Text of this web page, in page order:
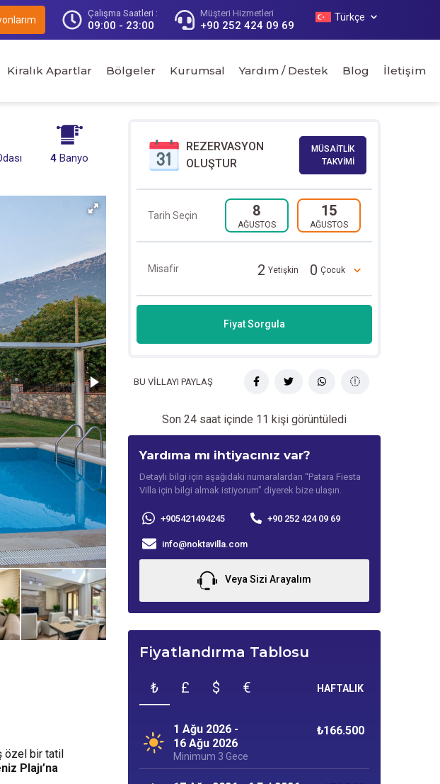
Çalışma Saatleri :
09:00 - 23:00
Müşteri Hizmetleri
+90 252 424 09 69
Türkçe
Kiralık Apartlar Bölgeler Kurumsal Yardım / Destek Blog İletişim
4Banyo
özel bir tatil
Plajı’na
REZERVASYON
OLUŞTUR
MÜSAİTLİK
TAKVİMİ
Tarih Seçin 8
AĞUSTOS
15
AĞUSTOS
Misafir 2 Yetişkin 0 Çocuk
Fiyat Sorgula
BU VİLLAYI PAYLAŞ
Son 24 saat içinde 11 kişi görüntüledi
Yardıma mı ihtiyacınız var?
Detaylı bilgi için aşağıdaki numaralardan “Patara Fiesta
Villa için bilgi almak istiyorum” diyerek bize ulaşın.
+905421494245 +90 252 424 09 69
info@noktavilla.com
Veya Sizi Arayalım
Fiyatlandırma Tablosu
₺ £ $ € HAFTALIK
1 Ağu 2026 -
16 Ağu 2026
Minimum 3 Gece
₺166.500